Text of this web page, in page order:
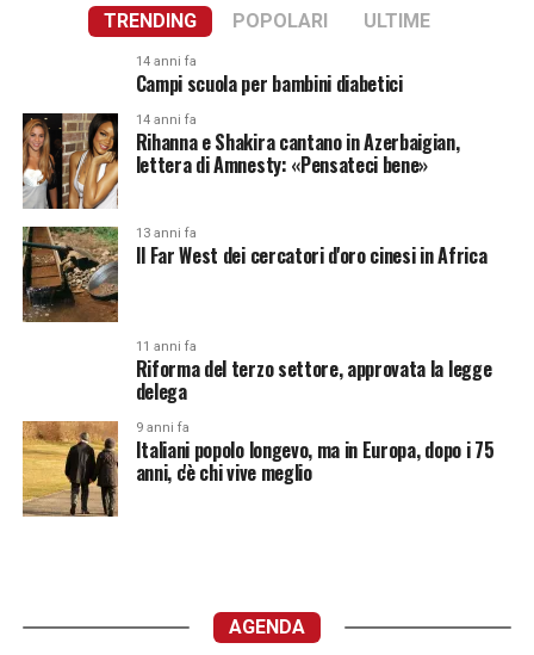
TRENDING POPOLARI ULTIME
14 anni fa
Campi scuola per bambini diabetici
14 anni fa
Rihanna e Shakira cantano in Azerbaigian,
lettera di Amnesty: «Pensateci bene»
13 anni fa
Il Far West dei cercatori d'oro cinesi in Africa
11 anni fa
Riforma del terzo settore, approvata la legge
delega
9 anni fa
Italiani popolo longevo, ma in Europa, dopo i 75
anni, c'è chi vive meglio
AGENDA